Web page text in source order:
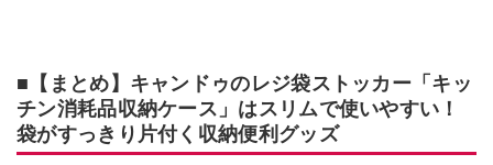
■【まとめ】キャンドゥのレジ袋ストッカー「キッ
チン消耗品収納ケース」はスリムで使いやすい！
袋がすっきり片付く収納便利グッズ